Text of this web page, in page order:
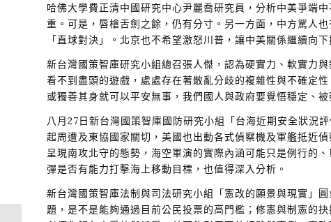
哈佛大學費正清中國研究中心尹麗喬研究員，分析中美爭端
重。可是，唇槍舌劍之餘，仍有分寸。另一方面，中方駡人
「直球對決」。北京也不希望激怒川普，讓中美關係繼續向
新台灣國策智庫研究小組總召張人傑，認為硬實力、軟實力
看不到盡頭的遊戲，處處存在著散亂分歧的複雜性與不確定
或獨善其身就可以平安無事，我們國人與政府要覺悟穩定、
八月27日新台灣國策智庫國防研究小組「台海近期安全狀況
起周遭及東協國家關切，美國也出動各式偵察機及軍艦抵近
呈現南攻北守的態勢，海空軍演的實際內涵可能只是例行的
彈是否有能力打擊海上移動目標，也值得深入分析。
新台灣國策智庫法制與司法研究小組「憲改的願景與現實」
題，是不是能夠通過目前公民投票的高門檻；修憲與制憲的